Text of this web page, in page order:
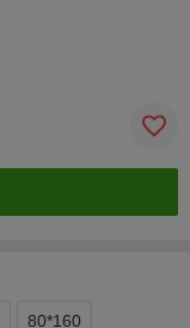
80*160